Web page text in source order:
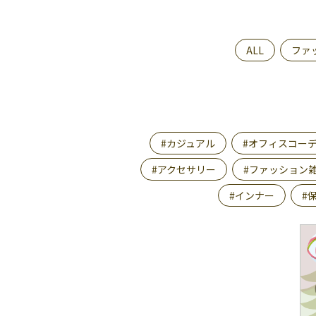
ALL ファ
#カジュアル #オフィスコー
#アクセサリー
#ファッション
#インナー
#